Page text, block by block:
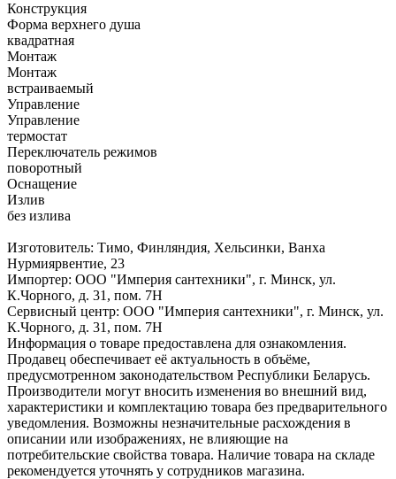
Конструкция
Форма верхнего душа
квадратная
Монтаж
Монтаж
встраиваемый
Управление
Управление
термостат
Переключатель режимов
поворотный
Оснащение
Излив
без излива
Изготовитель: Тимо, Финляндия, Хельсинки, Ванха
Нурмиярвентие, 23
Импортер: ООО "Империя сантехники", г. Минск, ул.
К.Чорного, д. 31, пом. 7Н
Сервисный центр: ООО "Империя сантехники", г. Минск, ул.
К.Чорного, д. 31, пом. 7Н
Информация о товаре предоставлена для ознакомления.
Продавец обеспечивает её актуальность в объёме,
предусмотренном законодательством Республики Беларусь.
Производители могут вносить изменения во внешний вид,
характеристики и комплектацию товара без предварительного
уведомления. Возможны незначительные расхождения в
описании или изображениях, не влияющие на
потребительские свойства товара. Наличие товара на складе
рекомендуется уточнять у сотрудников магазина.